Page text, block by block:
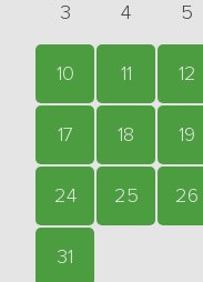
3 4 5
10 11 12
17 18 19
24 25 26
31